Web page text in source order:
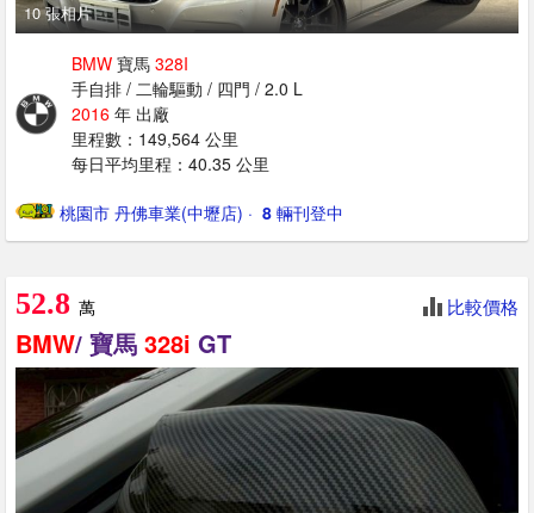
10 張相片
BMW 寶馬 328I
手自排 / 二輪驅動 / 四門 / 2.0 L
2016 年 出廠
里程數：149,564 公里
每日平均里程：40.35 公里
桃園市 丹佛車業(中壢店) · ‎ 8 輛刊登中
52.8 萬 比較價格
BMW/ 寶馬 328i GT